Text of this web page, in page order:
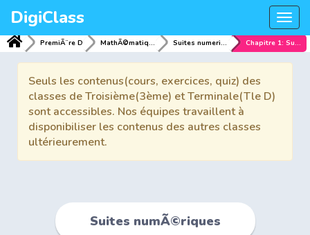
DigiClass
PremiÃ¨re D MathÃ©matiques Suites numeriques Chapitre 1: Suites numÃ©riques
Seuls les contenus(cours, exercices, quiz) des
classes de Troisième(3ème) et Terminale(Tle D)
sont accessibles. Nos équipes travaillent à
disponibiliser les contenus des autres classes
ultérieurement.
Suites numÃ©riques